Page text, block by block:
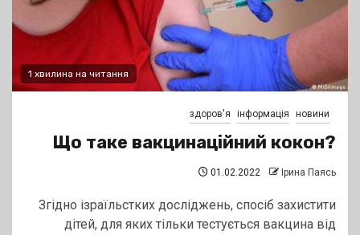
1 хвилина на читання
здоров'я інформація новини
Що таке вакцинаційний кокон?
01.02.2022 Ірина Паясь
Згідно ізраїльстких досліджень, спосіб захистити
дітей, для яких тільки тестується вакцина від